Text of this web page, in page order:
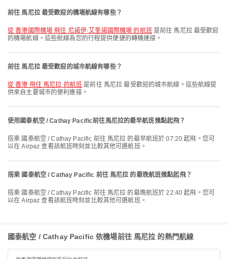
前往 馬尼拉 最受歡迎的機場航線有哪些？
從 香港國際機場 飛往 尼諾伊·艾奎諾國際機場 的航班 是前往 馬尼拉 最受歡迎
的機場航線。這些航線為您的行程提供便捷的轉機連接。
前往 馬尼拉 最受歡迎的城市航線有哪些？
從 香港 飛往 馬尼拉 的航班 是前往 馬尼拉 最受歡迎的城市航線。這些航線提
供來自主要城市的便利連接。
使用國泰航空 / Cathay Pacific前往馬尼拉的最早航班幾點起飛？
搭乘 國泰航空 / Cathay Pacific 前往 馬尼拉 的最早航班於 07:20 起飛。您可
以在 Airpaz 查看該航班時刻並比較其他可選航班。
搭乘 國泰航空 / Cathay Pacific 前往 馬尼拉 的最晚航班幾點起飛？
搭乘 國泰航空 / Cathay Pacific 前往 馬尼拉 的最晚航班於 22:40 起飛。您可
以在 Airpaz 查看該航班時刻並比較其他可選航班。
國泰航空 / Cathay Pacific 依機場前往 馬尼拉 的熱門航線